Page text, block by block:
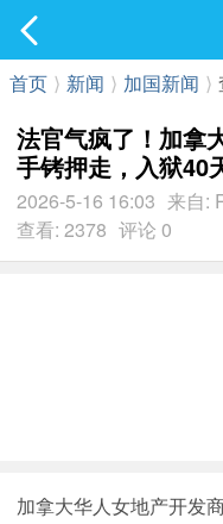
首页 ⟩ 新闻 ⟩ 加国新闻 ⟩
法官气疯了！加拿
手铐押走，入狱40
2026-5-16 16:03 来自:
查看: 2378 评论 0
加拿大华人女地产开发